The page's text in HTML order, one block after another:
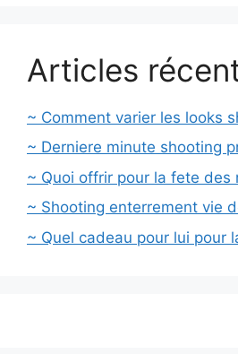
Articles
~ Comment varier les looks
~ Derniere minute shooting
~ Quoi offrir pour la fete des
~ Shooting enterrement vie
~ Quel cadeau pour lui pour